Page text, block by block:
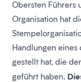
Obersten Führers
Organisation hat
Handlungen
gestellt hat, die
geführt haben.